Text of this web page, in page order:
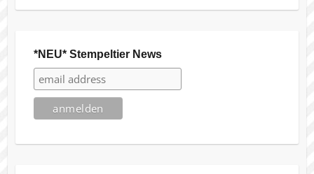
*NEU* Stempeltier News